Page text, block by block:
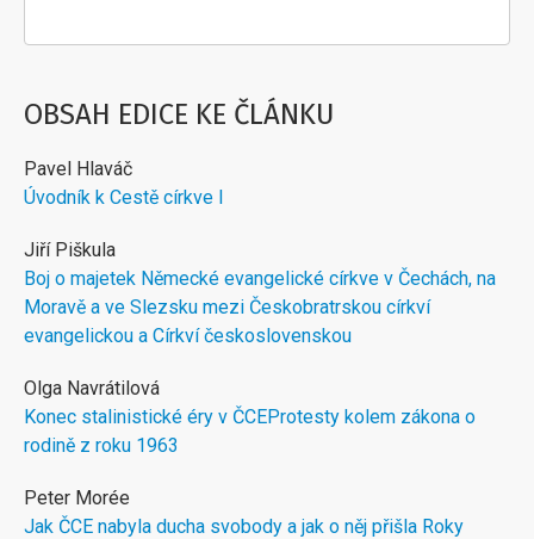
OBSAH EDICE KE ČLÁNKU
Pavel Hlaváč
Úvodník k Cestě církve I
Jiří Piškula
Boj o majetek Německé evangelické církve v Čechách, na
Moravě a ve Slezsku mezi Českobratrskou církví
evangelickou a Církví československou
Olga Navrátilová
Konec stalinistické éry v ČCEProtesty kolem zákona o
rodině z roku 1963
Peter Morée
Jak ČCE nabyla ducha svobody a jak o něj přišla Roky